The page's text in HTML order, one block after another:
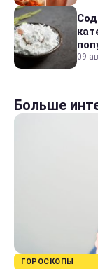
09
Больше
ГОРОСКОПЫ